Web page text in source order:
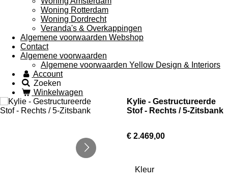
Woning Rotterdam
Woning Dordrecht
Veranda's & Overkappingen
Algemene voorwaarden Webshop
Contact
Algemene voorwaarden
Algemene voorwaarden Yellow Design & Interiors
Account
Zoeken
Winkelwagen
Kylie - Gestructureerde
Stof - Rechts / 5-Zitsbank
€ 2.469,00
Kleur